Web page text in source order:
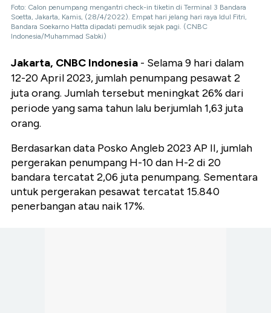
Foto: Calon penumpang mengantri check-in tiketin di Terminal 3 Bandara
Soetta, Jakarta, Kamis, (28/4/2022). Empat hari jelang hari raya Idul Fitri,
Bandara Soekarno Hatta dipadati pemudik sejak pagi. (CNBC
Indonesia/Muhammad Sabki)
Jakarta, CNBC Indonesia - Selama 9 hari dalam
12-20 April 2023, jumlah penumpang pesawat 2
juta orang. Jumlah tersebut meningkat 26% dari
periode yang sama tahun lalu berjumlah 1,63 juta
orang.
Berdasarkan data Posko Angleb 2023 AP II, jumlah
pergerakan penumpang H-10 dan H-2 di 20
bandara tercatat 2,06 juta penumpang. Sementara
untuk pergerakan pesawat tercatat 15.840
penerbangan atau naik 17%.